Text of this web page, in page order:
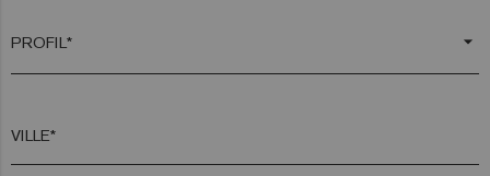
arrow_drop_down
VILLE*